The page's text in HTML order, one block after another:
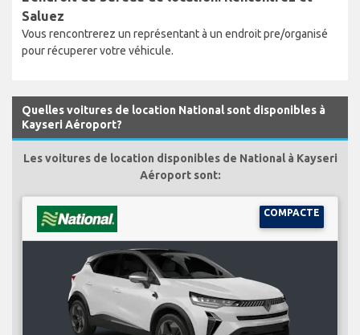
Saluez
Vous rencontrerez un représentant à un endroit pre/organisé
pour récuperer votre véhicule.
Quelles voitures de location National sont disponibles à
Kayseri Aéroport?
Les voitures de location disponibles de National à Kayseri
Aéroport sont:
COMPACTE